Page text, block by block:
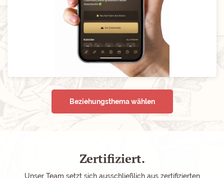
Beziehungsthema wählen
Zertifiziert.
Unser Team setzt sich ausschließlich aus zertifizierten